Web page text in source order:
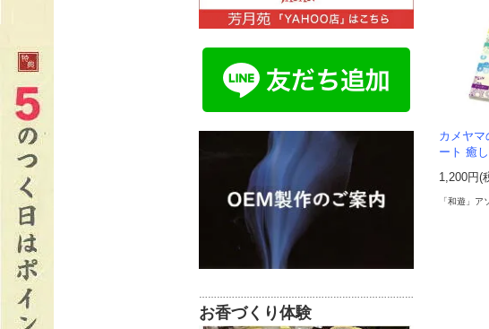
カメヤ
ート 癒
1,200円(
「和遊」ア
お香づくり体験